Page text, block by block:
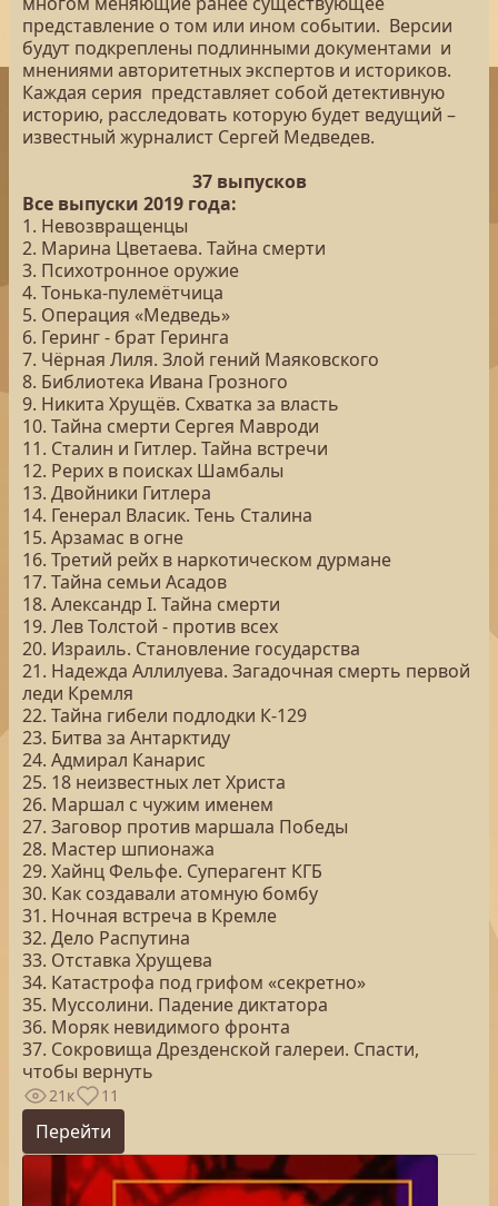
представление о том или ином событии. Версии
будут подкреплены подлинными документами и
мнениями авторитетных экспертов и историков.
Каждая серия представляет собой детективную
историю, расследовать которую будет ведущий –
известный журналист Сергей Медведев.
37 выпусков
Все выпуски 2019 года:
1. Невозвращенцы
2. Марина Цветаева. Тайна смерти
3. Психотронное оружие
4. Тонька-пулемётчица
5. Операция «Медведь»
6. Геринг - брат Геринга
7. Чёрная Лиля. Злой гений Маяковского
8. Библиотека Ивана Грозного
9. Никита Хрущёв. Схватка за власть
10. Тайна смерти Сергея Мавроди
11. Сталин и Гитлер. Тайна встречи
12. Рерих в поисках Шамбалы
13. Двойники Гитлера
14. Генерал Власик. Тень Сталина
15. Арзамас в огне
16. Третий рейх в наркотическом дурмане
17. Тайна семьи Асадов
18. Александр I. Тайна смерти
19. Лев Толстой - против всех
20. Израиль. Становление государства
21. Надежда Аллилуева. Загадочная смерть первой
леди Кремля
22. Тайна гибели подлодки К-129
23. Битва за Антарктиду
24. Адмирал Канарис
25. 18 неизвестных лет Христа
26. Маршал с чужим именем
27. Заговор против маршала Победы
28. Мастер шпионажа
29. Хайнц Фельфе. Суперагент КГБ
30. Как создавали атомную бомбу
31. Ночная встреча в Кремле
32. Дело Распутина
33. Отставка Хрущева
34. Катастрофа под грифом «секретно»
35. Муссолини. Падение диктатора
36. Моряк невидимого фронта
37. Сокровища Дрезденской галереи. Спасти,
чтобы вернуть
21к 11
Перейти